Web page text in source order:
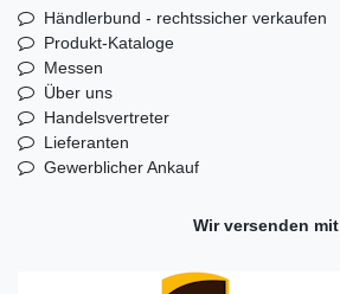
Händlerbund - rechtssicher verkaufen
Produkt-Kataloge
Messen
Über uns
Handelsvertreter
Lieferanten
Gewerblicher Ankauf
Wir versenden mit